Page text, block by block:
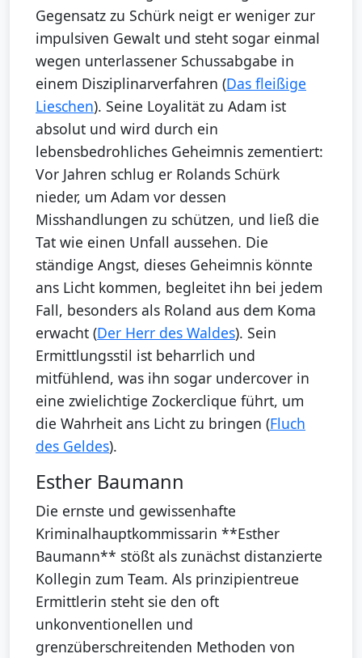
Gegensatz zu Schürk neigt er weniger zur
impulsiven Gewalt und steht sogar einmal
wegen unterlassener Schussabgabe in
einem Disziplinarverfahren (Das fleißige
Lieschen). Seine Loyalität zu Adam ist
absolut und wird durch ein
lebensbedrohliches Geheimnis zementiert:
Vor Jahren schlug er Rolands Schürk
nieder, um Adam vor dessen
Misshandlungen zu schützen, und ließ die
Tat wie einen Unfall aussehen. Die
ständige Angst, dieses Geheimnis könnte
ans Licht kommen, begleitet ihn bei jedem
Fall, besonders als Roland aus dem Koma
erwacht (Der Herr des Waldes). Sein
Ermittlungsstil ist beharrlich und
mitfühlend, was ihn sogar undercover in
eine zwielichtige Zockerclique führt, um
die Wahrheit ans Licht zu bringen (Fluch
des Geldes).
Esther Baumann
Die ernste und gewissenhafte
Kriminalhauptkommissarin **Esther
Baumann** stößt als zunächst distanzierte
Kollegin zum Team. Als prinzipientreue
Ermittlerin steht sie den oft
unkonventionellen und
grenzüberschreitenden Methoden von